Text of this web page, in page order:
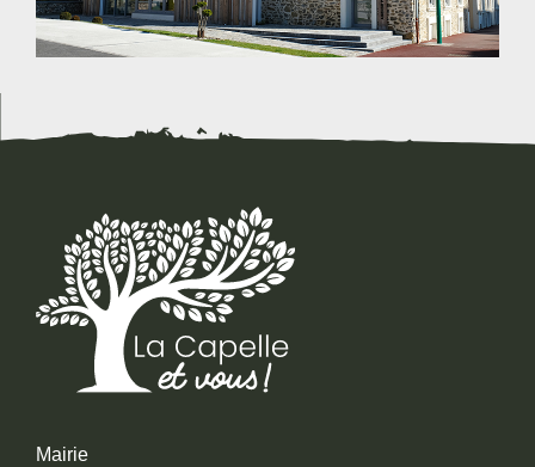
Mairie